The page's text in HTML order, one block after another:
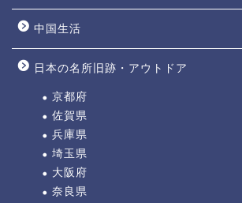
中国生活
日本の名所旧跡・アウトドア
京都府
佐賀県
兵庫県
埼玉県
大阪府
奈良県